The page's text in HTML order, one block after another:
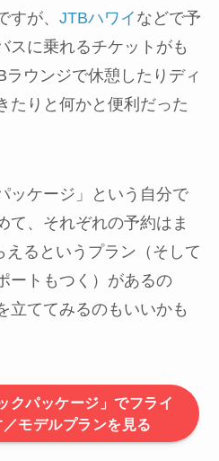
が、 JTBハワイ などで予
スに乗れるチケットがも
ウンジで休憩したりディ
たりと何かと便利だった
ッケージ」という自分で
て、それぞれの予約はま
えるというプラン（そして
ートもつく）があるの
立ててみるのもいいかも
クパッケージ」でフライ
／モデルプランを見る